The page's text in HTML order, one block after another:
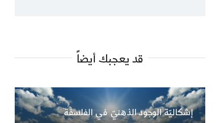
قد يعجبك أيضاً
إشكاليّة الوجود الذهنيّ في الفلسفة